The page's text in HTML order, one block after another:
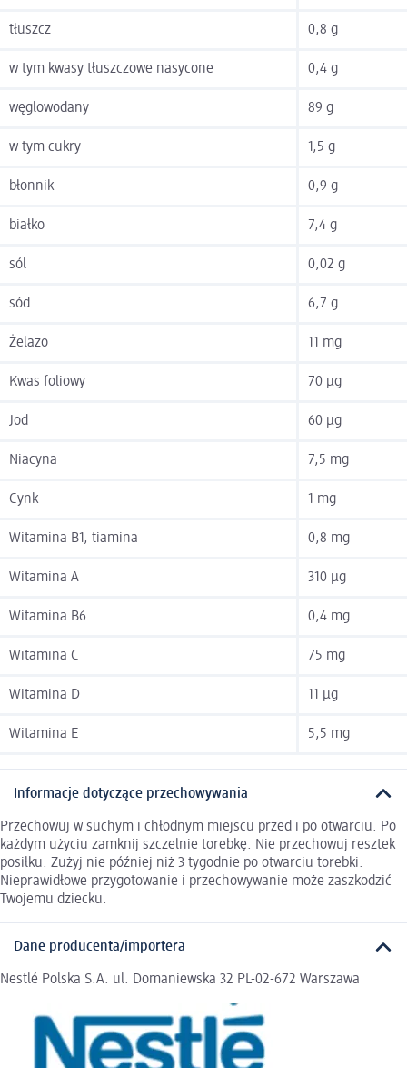
tłuszcz 0,8 g
w tym kwasy tłuszczowe nasycone 0,4 g
węglowodany 89 g
w tym cukry 1,5 g
błonnik 0,9 g
białko 7,4 g
sól 0,02 g
sód 6,7 g
Żelazo 11 mg
Kwas foliowy 70 µg
Jod 60 µg
Niacyna 7,5 mg
Cynk 1 mg
Witamina B1, tiamina 0,8 mg
Witamina A 310 µg
Witamina B6 0,4 mg
Witamina C 75 mg
Witamina D 11 µg
Witamina E 5,5 mg
Informacje dotyczące przechowywania
Przechowuj w suchym i chłodnym miejscu przed i po otwarciu. Po
każdym użyciu zamknij szczelnie torebkę. Nie przechowuj resztek
posiłku. Zużyj nie później niż 3 tygodnie po otwarciu torebki.
Nieprawidłowe przygotowanie i przechowywanie może zaszkodzić
Twojemu dziecku.
Dane producenta/importera
Nestlé Polska S.A. ul. Domaniewska 32 PL-02-672 Warszawa